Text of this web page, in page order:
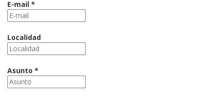
E-mail *
Localidad
Asunto *